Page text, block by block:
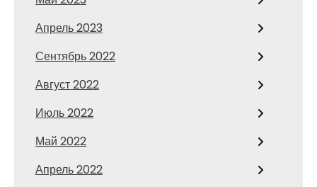
Апрель 2023
Сентябрь 2022
Август 2022
Июль 2022
Май 2022
Апрель 2022